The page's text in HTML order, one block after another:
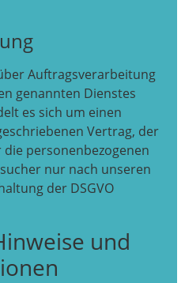
Auftragsverarbeitung
genannten Dienstes
es sich um einen
Vertrag, der
personenbezogenen
nur nach unseren
der DSGVO
und